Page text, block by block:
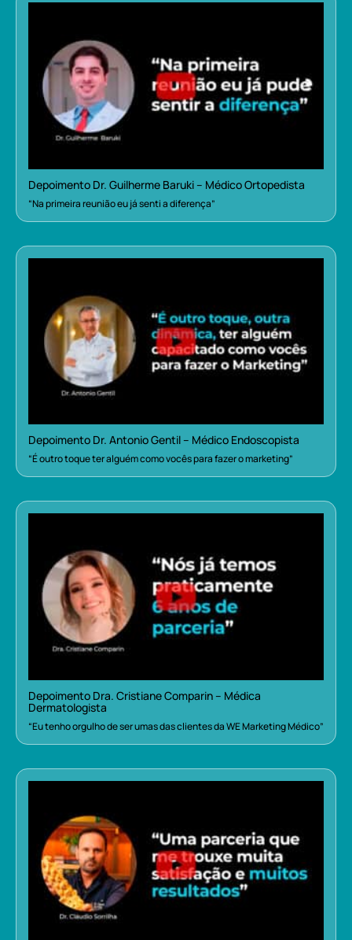
Depoimento Dr. Guilherme Baruki – Médico Ortopedista
“Na primeira reunião eu já senti a diferença”
Depoimento Dr. Antonio Gentil – Médico Endoscopista
“É outro toque ter alguém como vocês para fazer o marketing”
Depoimento Dra. Cristiane Comparin – Médica
Dermatologista
“Eu tenho orgulho de ser umas das clientes da WE Marketing Médico”